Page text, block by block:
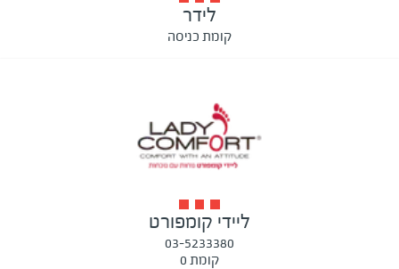
לידר
קומת כניסה
ליידי קומפורט
03-5233380
קומת 0